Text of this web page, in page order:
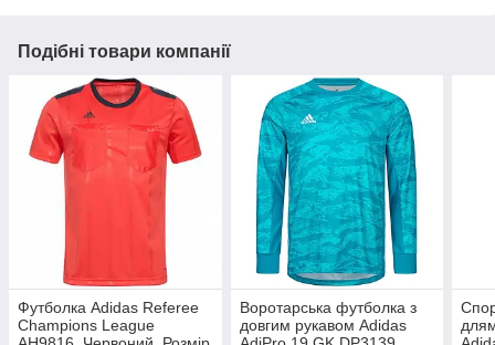
Подібні товари компанії
Футболка Adidas Referee
Champions League
Воротарська футболка з
довгим рукавом Adidas